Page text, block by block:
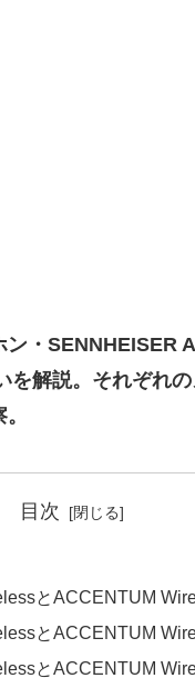
・SENNHEISER
解説。それぞれ
目次
とACCENTUM
とACCENTUM
とACCENTUM